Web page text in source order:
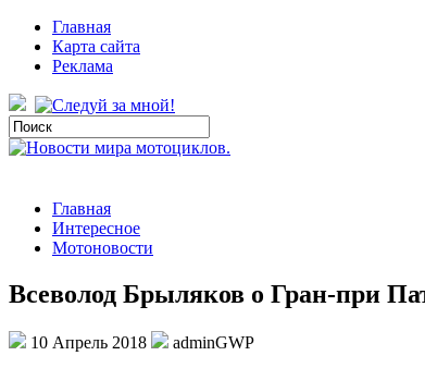
Главная
Карта сайта
Реклама
Главная
Интересное
Мотоновости
Всеволод Брыляков о Гран-при
10 Апрель 2018
adminGWP